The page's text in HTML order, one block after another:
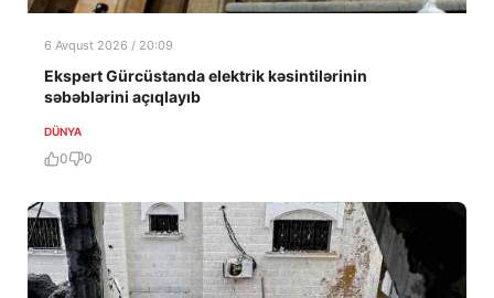
6 Avqust 2026 / 20:09
Ekspert Gürcüstanda elektrik kəsintilərinin
səbəblərini açıqlayıb
DÜNYA
0 0